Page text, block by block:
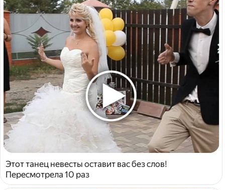
Этот танец невесты оставит вас без слов!
Пересмотрела 10 раз